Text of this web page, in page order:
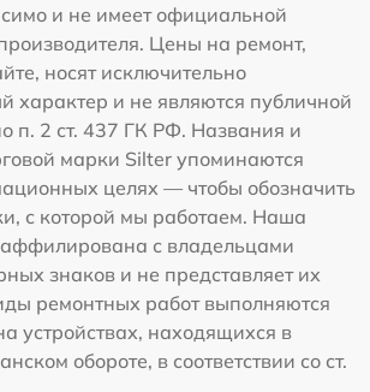
и не имеет официальной
Цены на ремонт,
носят исключительно
характер и не являются публичной
п. 2 ст. 437 ГК РФ. Названия и
марки Silter упоминаются
целях — чтобы обозначить
с которой мы работаем. Наша
с владельцами
знаков и не представляет их
ремонтных работ выполняются
устройствах, находящихся в
обороте, в соответствии со ст.